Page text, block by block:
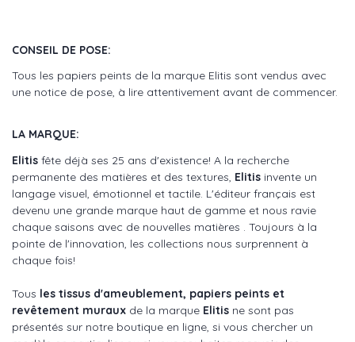
CONSEIL DE POSE:
Tous les papiers peints de la marque Elitis sont vendus avec
une notice de pose, à lire attentivement avant de commencer.
LA MARQUE:
Elitis fête déjà ses 25 ans d'existence! A la recherche
permanente des matières et des textures, Elitis invente un
langage visuel, émotionnel et tactile. L'éditeur français est
devenu une grande marque haut de gamme et nous ravie
chaque saisons avec de nouvelles matières . Toujours à la
pointe de l'innovation, les collections nous surprennent à
chaque fois!
Tous les tissus d'ameublement, papiers peints et
revêtement muraux de la marque Elitis ne sont pas
présentés sur notre boutique en ligne, si vous chercher un